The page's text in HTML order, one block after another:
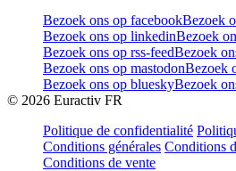
Bezoek ons op facebookBezoek
Bezoek ons op linkedinBezoek
Bezoek ons op rss-feedBezoek
Bezoek ons op mastodonBezoek
Bezoek ons op blueskyBezoek
© 2026 Euractiv FR
Politique de confidentialité
Conditions générales Conditions
Conditions de vente